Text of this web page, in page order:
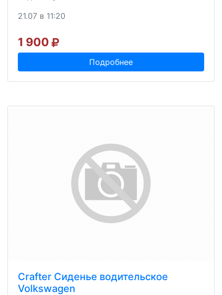
21.07 в 11:20
1 900
Подробнее
Crafter Сиденье водительское
Volkswagen